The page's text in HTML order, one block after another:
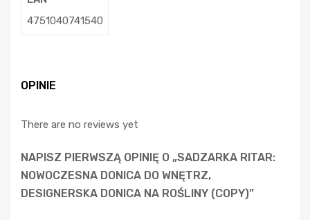
4751040741540
OPINIE
There are no reviews yet
NAPISZ PIERWSZĄ OPINIĘ O „SADZARKA RITAR:
NOWOCZESNA DONICA DO WNĘTRZ,
DESIGNERSKA DONICA NA ROŚLINY (COPY)”